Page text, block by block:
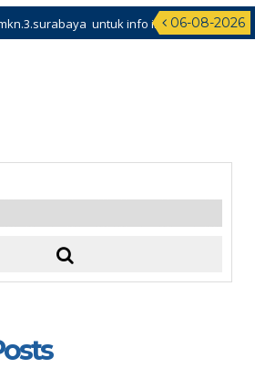
06-08-2026
info info terbaru dari SMK Negeri 3